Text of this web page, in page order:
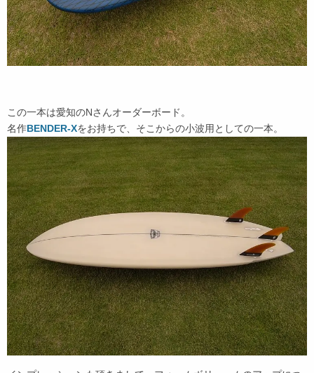
この一本は愛知のNさんオーダーボード。
名作BENDER-Xをお持ちで、そこからの小波用としての一本。